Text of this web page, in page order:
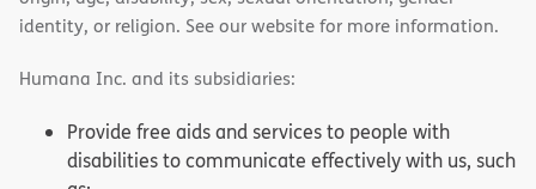
identity, or religion. See our website for more information.
Humana Inc. and its subsidiaries:
Provide free aids and services to people with
disabilities to communicate effectively with us, such